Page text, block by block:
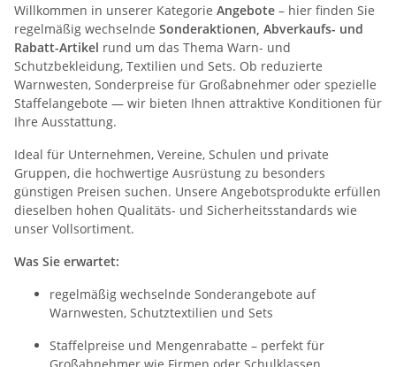
Willkommen in unserer Kategorie Angebote – hier finden Sie
regelmäßig wechselnde Sonderaktionen, Abverkaufs- und
Rabatt-Artikel rund um das Thema Warn- und
Schutzbekleidung, Textilien und Sets. Ob reduzierte
Warnwesten, Sonderpreise für Großabnehmer oder spezielle
Staffelangebote — wir bieten Ihnen attraktive Konditionen für
Ihre Ausstattung.
Ideal für Unternehmen, Vereine, Schulen und private
Gruppen, die hochwertige Ausrüstung zu besonders
günstigen Preisen suchen. Unsere Angebotsprodukte erfüllen
dieselben hohen Qualitäts- und Sicherheitsstandards wie
unser Vollsortiment.
Was Sie erwartet:
regelmäßig wechselnde Sonderangebote auf
Warnwesten, Schutztextilien und Sets
Staffelpreise und Mengenrabatte – perfekt für